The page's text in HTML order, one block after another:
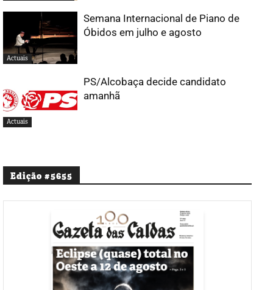
Actuais
Semana Internacional de Piano de
Óbidos em julho e agosto
Actuais
PS/Alcobaça decide candidato
amanhã
Edição #5655